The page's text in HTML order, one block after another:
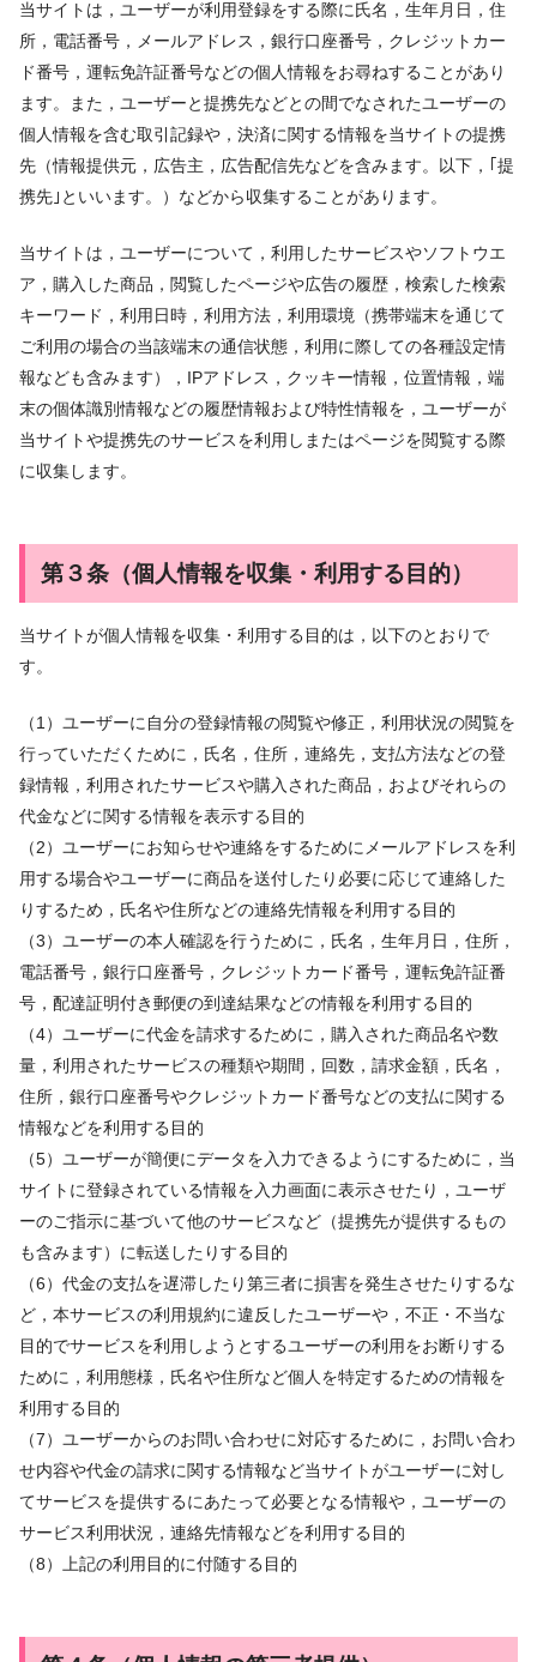
当サイトは，ユーザーが利用登録をする際に氏名，生年月日，住
所，電話番号，メールアドレス，銀行口座番号，クレジットカー
ド番号，運転免許証番号などの個人情報をお尋ねすることがあり
ます。また，ユーザーと提携先などとの間でなされたユーザーの
個人情報を含む取引記録や，決済に関する情報を当サイトの提携
先（情報提供元，広告主，広告配信先などを含みます。以下，｢提
携先｣といいます。）などから収集することがあります。
当サイトは，ユーザーについて，利用したサービスやソフトウエ
ア，購入した商品，閲覧したページや広告の履歴，検索した検索
キーワード，利用日時，利用方法，利用環境（携帯端末を通じて
ご利用の場合の当該端末の通信状態，利用に際しての各種設定情
報なども含みます），IPアドレス，クッキー情報，位置情報，端
末の個体識別情報などの履歴情報および特性情報を，ユーザーが
当サイトや提携先のサービスを利用しまたはページを閲覧する際
に収集します。
第３条（個人情報を収集・利用する目的）
当サイトが個人情報を収集・利用する目的は，以下のとおりで
す。
（1）ユーザーに自分の登録情報の閲覧や修正，利用状況の閲覧を
行っていただくために，氏名，住所，連絡先，支払方法などの登
録情報，利用されたサービスや購入された商品，およびそれらの
代金などに関する情報を表示する目的
（2）ユーザーにお知らせや連絡をするためにメールアドレスを利
用する場合やユーザーに商品を送付したり必要に応じて連絡した
りするため，氏名や住所などの連絡先情報を利用する目的
（3）ユーザーの本人確認を行うために，氏名，生年月日，住所，
電話番号，銀行口座番号，クレジットカード番号，運転免許証番
号，配達証明付き郵便の到達結果などの情報を利用する目的
（4）ユーザーに代金を請求するために，購入された商品名や数
量，利用されたサービスの種類や期間，回数，請求金額，氏名，
住所，銀行口座番号やクレジットカード番号などの支払に関する
情報などを利用する目的
（5）ユーザーが簡便にデータを入力できるようにするために，当
サイトに登録されている情報を入力画面に表示させたり，ユーザ
ーのご指示に基づいて他のサービスなど（提携先が提供するもの
も含みます）に転送したりする目的
（6）代金の支払を遅滞したり第三者に損害を発生させたりするな
ど，本サービスの利用規約に違反したユーザーや，不正・不当な
目的でサービスを利用しようとするユーザーの利用をお断りする
ために，利用態様，氏名や住所など個人を特定するための情報を
利用する目的
（7）ユーザーからのお問い合わせに対応するために，お問い合わ
せ内容や代金の請求に関する情報など当サイトがユーザーに対し
てサービスを提供するにあたって必要となる情報や，ユーザーの
サービス利用状況，連絡先情報などを利用する目的
（8）上記の利用目的に付随する目的